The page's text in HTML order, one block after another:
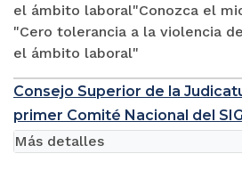
el ámbito laboral"Conozca el
"Cero tolerancia a la violencia
el ámbito laboral"
Consejo Superior de la
primer Comité Nacional del
Más detalles